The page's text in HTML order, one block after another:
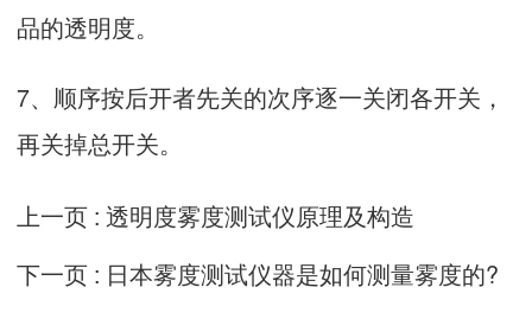
品的透明度。
7、顺序按后开者先关的次序逐一关闭各开关，
再关掉总开关。
上一页 : 透明度雾度测试仪原理及构造
下一页 : 日本雾度测试仪器是如何测量雾度的?